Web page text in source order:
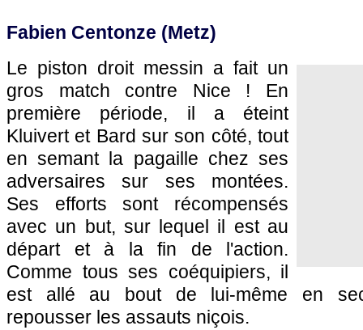
Fabien Centonze (Metz)
Le piston droit messin a fait un
gros match contre Nice ! En
première période, il a éteint
Kluivert et Bard sur son côté, tout
en semant la pagaille chez ses
adversaires sur ses montées.
Ses efforts sont récompensés
avec un but, sur lequel il est au
départ et à la fin de l'action.
Comme tous ses coéquipiers, il
est allé au bout de lui-même en
repousser les assauts niçois.